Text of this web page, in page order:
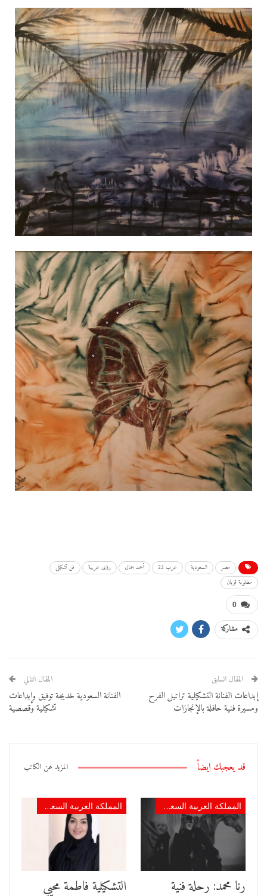
مصر السعودية عرب 22 أحمد جمال رؤى عربية
فن تشكيلى
مطلوبة قربان
0
مشاركة
المقال السابق
إبداعات الفنانة التشكيلية تراتيل الفرح
ومسيرة فنية حافلة بالإنجازات
المقال التالي
الفنانة السعودية خديجة توفيق وإبداعات
تشكيلية وقصصية
قد يعجبك ايضاً المزيد عن الكاتب
المملكة العربية السعودية
رنا محمد: رحلة فنية
المملكة العربية السعودية
التشكيلية فاطمة محيي